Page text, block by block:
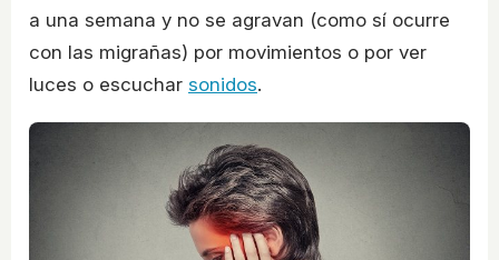
a una semana y no se agravan (como sí ocurre
con las migrañas) por movimientos o por ver
luces o escuchar sonidos.